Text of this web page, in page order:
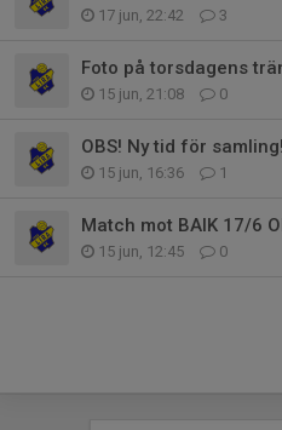
17 jun, 22:42 3
Foto på torsdagens
15 jun, 21:08 0
OBS! Ny tid för samling!
15 jun, 16:36 1
Match mot BAIK 17/6
15 jun, 12:45 0